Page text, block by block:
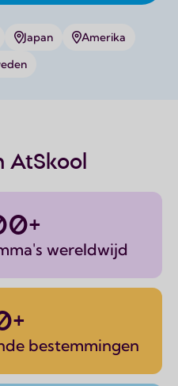
Japan
Amerika
AtSkool
wereldwijd
bestemmingen